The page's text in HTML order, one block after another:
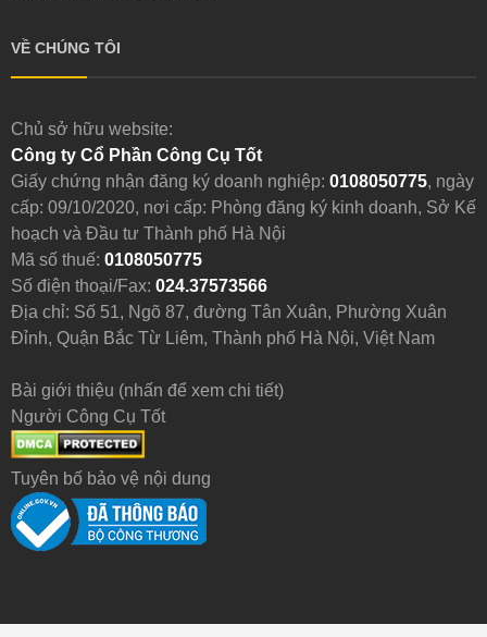
VỀ CHÚNG TÔI
Chủ sở hữu website:
Công ty Cổ Phần Công Cụ Tốt
Giấy chứng nhận đăng ký doanh nghiệp: 0108050775, ngày
cấp: 09/10/2020, nơi cấp: Phòng đăng ký kinh doanh, Sở Kế
hoạch và Đầu tư Thành phố Hà Nội
Mã số thuế: 0108050775
Số điện thoại/Fax: 024.37573566
Địa chỉ: Số 51, Ngõ 87, đường Tân Xuân, Phường Xuân
Đỉnh, Quận Bắc Từ Liêm, Thành phố Hà Nội, Việt Nam
Bài giới thiệu (nhấn để xem chi tiết)
Người Công Cụ Tốt
Tuyên bố bảo vệ nội dung